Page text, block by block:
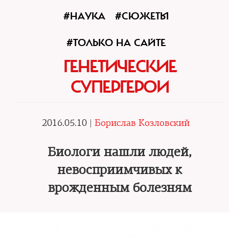
#НАУКА #СЮЖЕТЫ
#ТОЛЬКО НА САЙТЕ
ГЕНЕТИЧЕСКИЕ
СУПЕРГЕРОИ
2016.05.10 | Борислав Козловский
Биологи нашли людей,
невосприимчивых к
врожденным болезням